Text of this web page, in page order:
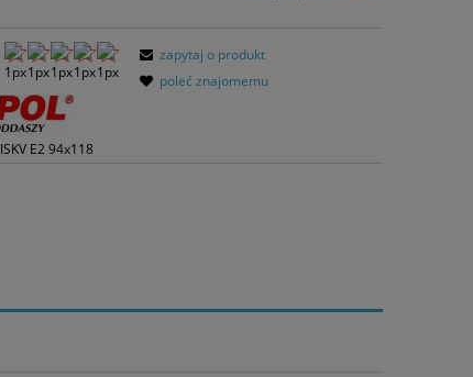
ISKV E2 94x118
zapytaj o produkt
poleć znajomemu